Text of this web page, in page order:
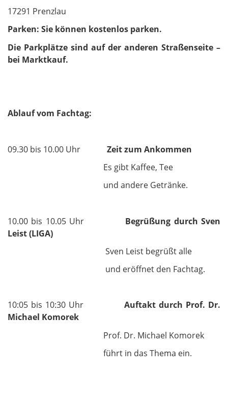
17291 Prenzlau
Parken: Sie können kostenlos parken.
Die Parkplätze sind auf der anderen Straßenseite –
bei Marktkauf.
Ablauf vom Fachtag:
09.30 bis 10.00 Uhr Zeit zum Ankommen
Es gibt Kaffee, Tee
und andere Getränke.
10.00 bis 10.05 Uhr Begrüßung durch Sven
Leist (LIGA)
Sven Leist begrüßt alle
und eröffnet den Fachtag.
10:05 bis 10:30 Uhr Auftakt durch Prof. Dr.
Michael Komorek
Prof. Dr. Michael Komorek
führt in das Thema ein.